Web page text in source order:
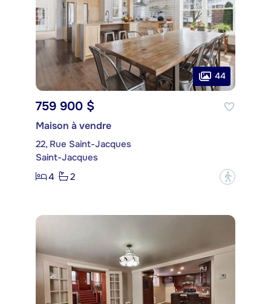
44
759 900 $
Maison à vendre
22, Rue Saint-Jacques
Saint-Jacques
4
2 ?